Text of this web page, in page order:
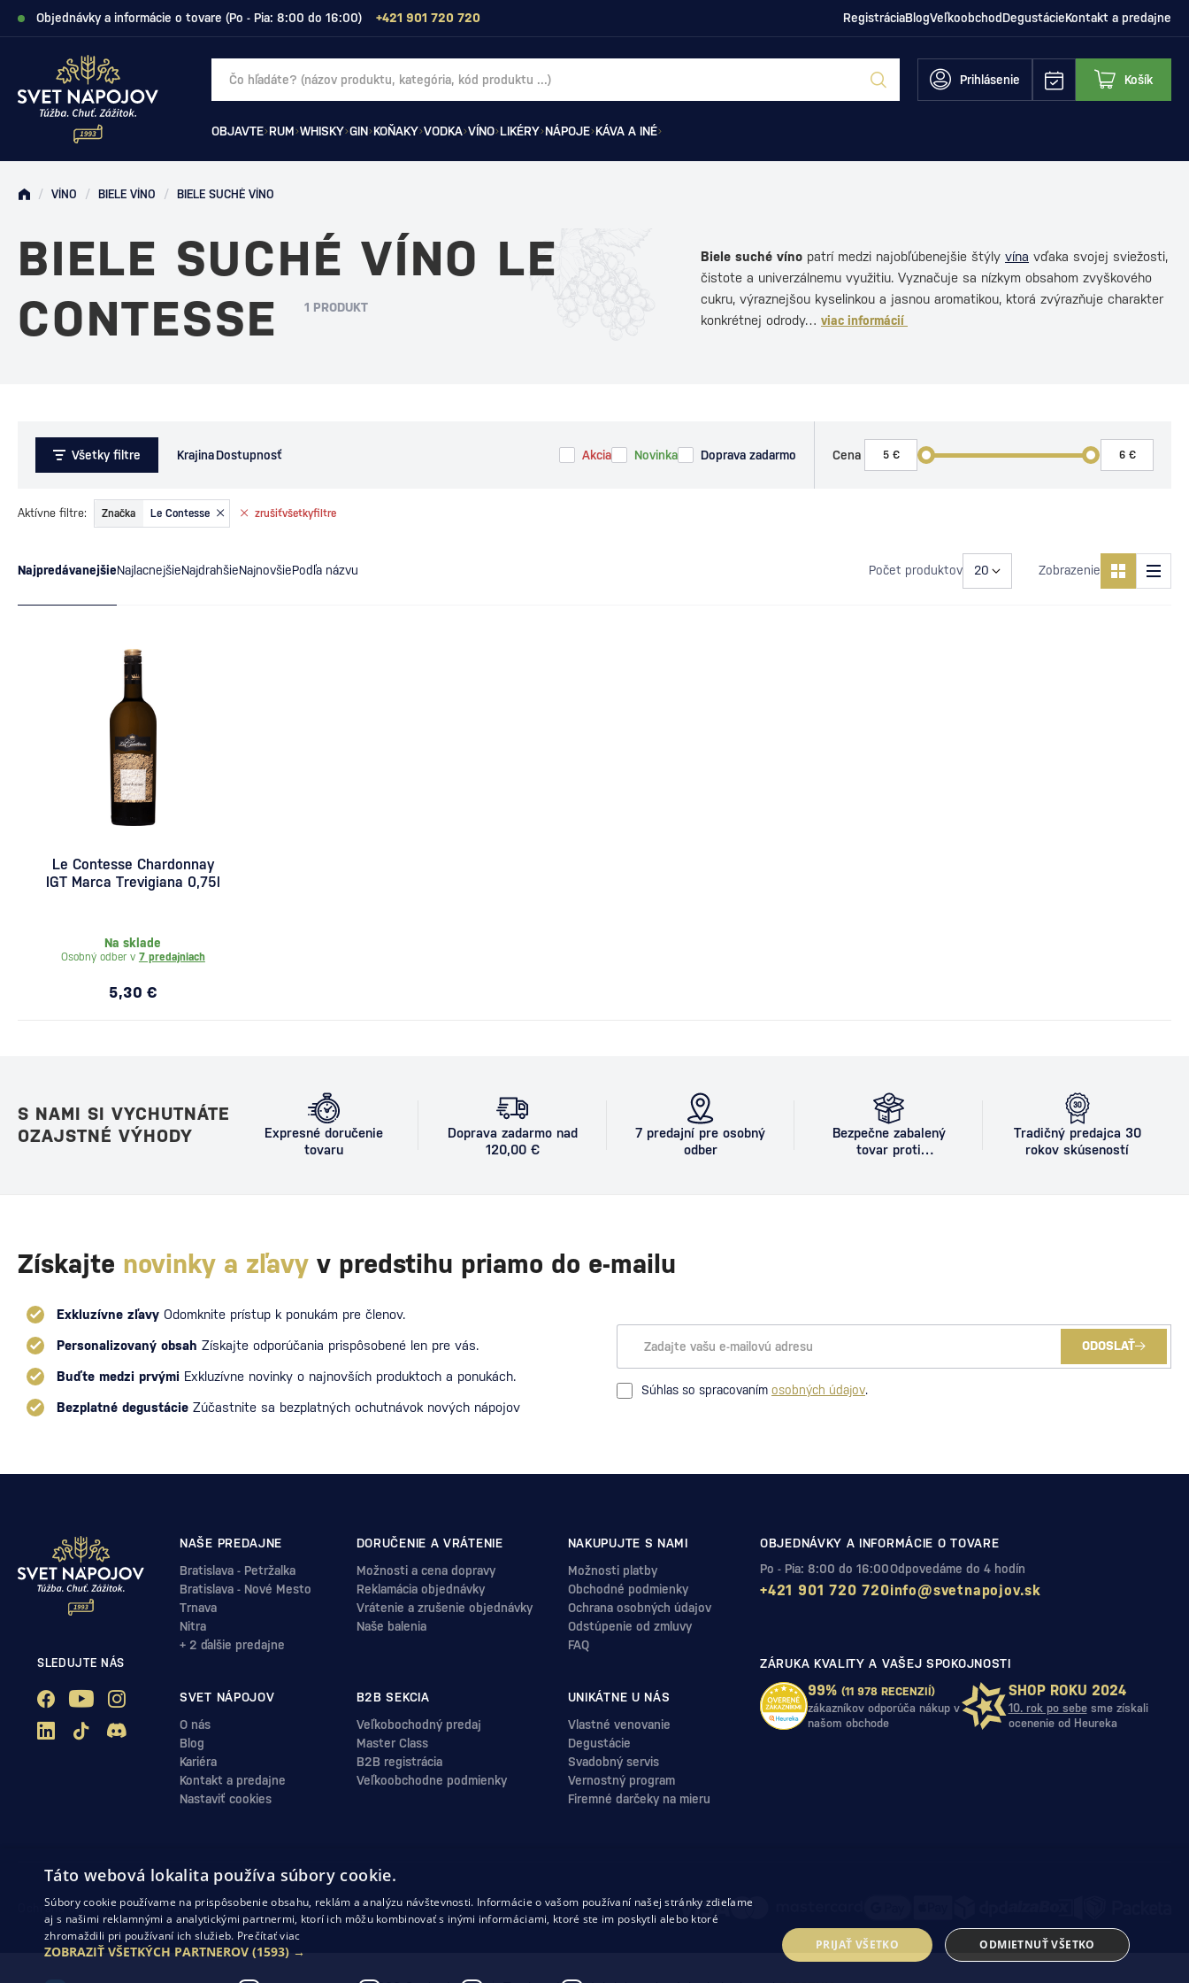
Objednávky a informácie o tovare (Po - Pia: 8:00 do 16:00) +421 901 720 720 RegistráciaBlogVeľkoobchodDegustácieKontakt a predajne
Prihlásenie Košík
OBJAVTE RUM WHISKY GIN KOŇAKY VODKA VÍNO LIKÉRY NÁPOJE KÁVA A INÉ
/ VÍNO / BIELE VÍNO / BIELE SUCHÉ VÍNO
BIELE SUCHÉ VÍNO LE
CONTESSE
1 PRODUKT
Biele suché víno patrí medzi najobľúbenejšie štýly vína vďaka svojej sviežosti,
čistote a univerzálnemu využitiu. Vyznačuje sa nízkym obsahom zvyškového
cukru, výraznejšou kyselinkou a jasnou aromatikou, ktorá zvýrazňuje charakter
konkrétnej odrody… viac informácií
Všetky filtre KrajinaDostupnosť Akcia Novinka Doprava zadarmo Cena
NajpredávanejšieNajlacnejšieNajdrahšieNajnovšiePodľa názvu Počet produktov Zobrazenie
zrušiťvšetkyfiltre
Aktívne filtre: Značka Le Contesse
Le Contesse Chardonnay
IGT Marca Trevigiana 0,75l
Na sklade
Osobný odber v 7 predajniach
5,30 €
S NAMI SI VYCHUTNÁTE
OZAJSTNÉ VÝHODY
Expresné doručenie
tovaru
Doprava zadarmo nad
120,00 €
7 predajní pre osobný
odber
Bezpečne zabalený
tovar proti
Tradičný predajca 30
rokov skúseností
Získajte novinky a zľavy v predstihu priamo do e-mailu
Exkluzívne zľavy Odomknite prístup k ponukám pre členov.
Personalizovaný obsah Získajte odporúčania prispôsobené len pre vás.
Buďte medzi prvými Exkluzívne novinky o najnovších produktoch a ponukách.
Bezplatné degustácie Zúčastnite sa bezplatných ochutnávok nových nápojov
ODOSLAŤ
Súhlas so spracovaním osobných údajov.
SLEDUJTE NÁS
NAŠE PREDAJNE
Bratislava - Petržalka
Bratislava - Nové Mesto
Trnava
Nitra
+ 2 ďalšie predajne
DORUČENIE A VRÁTENIE
Možnosti a cena dopravy
Reklamácia objednávky
Vrátenie a zrušenie objednávky
Naše balenia
NAKUPUJTE S NAMI
Možnosti platby
Obchodné podmienky
Ochrana osobných údajov
Odstúpenie od zmluvy
FAQ
SVET NÁPOJOV
O nás
Blog
Kariéra
Kontakt a predajne
Nastaviť cookies
B2B SEKCIA
Veľkobochodný predaj
Master Class
B2B registrácia
Veľkoobchodne podmienky
UNIKÁTNE U NÁS
Vlastné venovanie
Degustácie
Svadobný servis
Vernostný program
Firemné darčeky na mieru
OBJEDNÁVKY A INFORMÁCIE O TOVARE
Po - Pia: 8:00 do 16:00
+421 901 720 720
Odpovedáme do 4 hodín
info@svetnapojov.sk
ZÁRUKA KVALITY A VAŠEJ SPOKOJNOSTI
99% (11 978 RECENZIÍ)
zákazníkov odporúča nákup v
našom obchode
SHOP ROKU 2024
10. rok po sebesme získali
ocenenie od Heureka
Ochrana osobných údajovObchodné podmienkyOdstúpenie od zmluvy
Táto webová lokalita používa súbory cookie.
Súbory cookie používame na prispôsobenie obsahu, reklám a analýzu návštevnosti. Informácie o vašom používaní našej stránky zdieľame
aj s našimi reklamnými a analytickými partnermi, ktorí ich môžu kombinovať s inými informáciami, ktoré ste im poskytli alebo ktoré
zhromaždili pri používaní ich služieb. Prečítať viac
ZOBRAZIŤ VŠETKÝCH PARTNEROV (1593) → PRIJAŤ VŠETKO ODMIETNUŤ VŠETKO